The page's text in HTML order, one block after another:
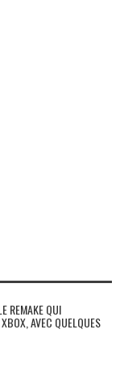
REMAKE QUI
AVEC QUELQUES